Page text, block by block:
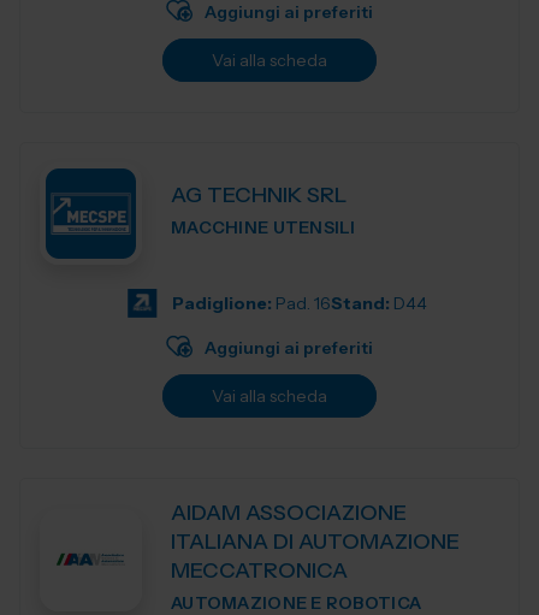
Aggiungi ai preferiti
Vai alla scheda
AG TECHNIK SRL
MACCHINE UTENSILI
Padiglione: Pad. 16Stand: D44
Aggiungi ai preferiti
Vai alla scheda
AIDAM ASSOCIAZIONE
ITALIANA DI AUTOMAZIONE
MECCATRONICA
AUTOMAZIONE E ROBOTICA